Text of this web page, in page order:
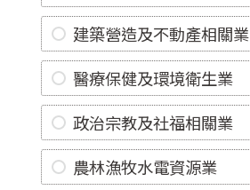
建築營造及不動產相關業
醫療保健及環境衛生業
政治宗教及社福相關業
農林漁牧水電資源業